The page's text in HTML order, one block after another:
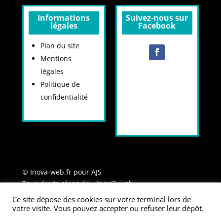
Informations
légales
Plan du site
Mentions
légales
Politique de
confidentialité
Suivez-nous sur
Facebook
© Inova-web.fr pour AJS
Tous droits réservés –Inov@-web
Les photos présentes sur le site (à l’exception de
celles du slider de la page d’accueil) sont la propriété
Ce site dépose des cookies sur votre terminal lors de
votre visite. Vous pouvez accepter ou refuser leur dépôt.